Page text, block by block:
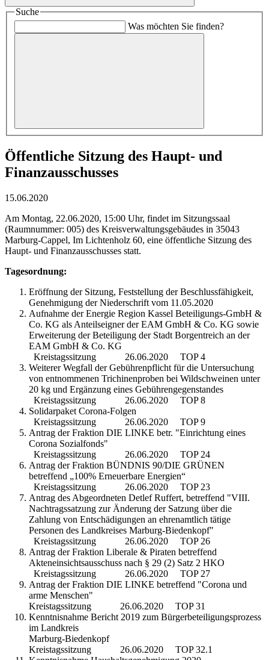
Suche
Was möchten Sie finden?
Öffentliche Sitzung des Haupt- und
Finanzausschusses
15.06.2020
Am Montag, 22.06.2020, 15:00 Uhr, findet im Sitzungssaal
(Raumnummer: 005) des Kreisverwaltungsgebäudes in 35043
Marburg-Cappel, Im Lichtenholz 60, eine öffentliche Sitzung des
Haupt- und Finanzausschusses statt.
Tagesordnung:
Eröffnung der Sitzung, Feststellung der Beschlussfähigkeit,
Genehmigung der Niederschrift vom 11.05.2020
Aufnahme der Energie Region Kassel Beteiligungs-GmbH &
Co. KG als Anteilseigner der EAM GmbH & Co. KG sowie
Erweiterung der Beteiligung der Stadt Borgentreich an der
EAM GmbH & Co. KG
Kreistagssitzung 26.06.2020 TOP 4
Weiterer Wegfall der Gebührenpflicht für die Untersuchung
von entnommenen Trichinenproben bei Wildschweinen unter
20 kg und Ergänzung eines Gebührengegenstandes
Kreistagssitzung 26.06.2020 TOP 8
Solidarpaket Corona-Folgen
Kreistagssitzung 26.06.2020 TOP 9
Antrag der Fraktion DIE LINKE betr. "Einrichtung eines
Corona Sozialfonds"
Kreistagssitzung 26.06.2020 TOP 24
Antrag der Fraktion BÜNDNIS 90/DIE GRÜNEN
betreffend „100% Erneuerbare Energien“
Kreistagssitzung 26.06.2020 TOP 23
Antrag des Abgeordneten Detlef Ruffert, betreffend "VIII.
Nachtragssatzung zur Änderung der Satzung über die
Zahlung von Entschädigungen an ehrenamtlich tätige
Personen des Landkreises Marburg-Biedenkopf"
Kreistagssitzung 26.06.2020 TOP 26
Antrag der Fraktion Liberale & Piraten betreffend
Akteneinsichtsausschuss nach § 29 (2) Satz 2 HKO
Kreistagssitzung 26.06.2020 TOP 27
Antrag der Fraktion DIE LINKE betreffend "Corona und
arme Menschen"
Kreistagssitzung 26.06.2020 TOP 31
Kenntnisnahme Bericht 2019 zum Bürgerbeteiligungsprozess
im Landkreis
Marburg-Biedenkopf
Kreistagssitzung 26.06.2020 TOP 32.1